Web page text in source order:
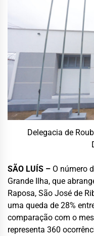
Delegacia de
SÃO LUÍS – O número
Grande Ilha, que
Raposa, São José de
uma queda de 28%
comparação com o
representa 360